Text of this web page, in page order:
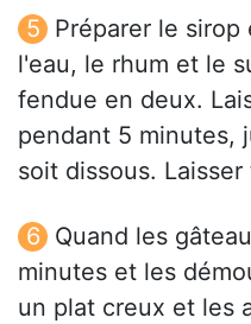
Préparer le
l'eau, le rhum et le
fendue en deux.
pendant 5 minutes,
soit dissous. Laisser
Quand les
minutes et les
un plat creux et les